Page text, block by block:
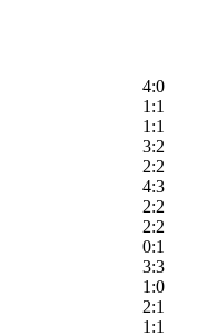
4:0
1:1
1:1
3:2
2:2
4:3
2:2
2:2
0:1
3:3
1:0
2:1
1:1